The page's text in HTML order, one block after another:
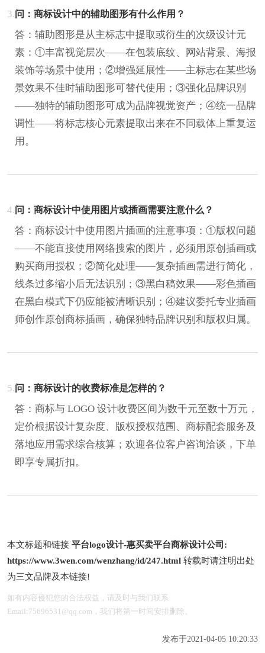
3.问：商标设计中的辅助图形有什么作用？
答：辅助图形是从主标志中提取或衍生的次级设计元
素：①丰富视觉层次——在包装底纹、网站背景、海报
装饰等场景中使用；②增强延展性——主标志在某些场
景效果不佳时辅助图形可替代使用；③强化品牌识别
——独特的辅助图形可成为品牌视觉资产；④统一品牌
调性——将标志核心元素提取出来在不同载体上重复运
用。
4.问：商标设计中使用图片或插画需要注意什么？
答：商标设计中使用图片插画的注意事项：①版权问题
——不能直接使用网络搜索的图片，必须用原创插画或
购买商用授权；②简化处理——复杂插画需进行简化，
线条过多缩小后无法识别；③黑白稿效果——彩色插画
在黑白模式下仍应能被清晰识别；④建议委托专业插画
师创作原创商标插画，确保独特品牌识别和版权归属。
5.问：商标设计的收费标准是怎样的？
答：商标与 LOGO 设计收费区间为数千元至数十万元，
定价根据设计复杂度、版权授权范围、商标配套服务及
落地应用需求综合核算；欢迎各位客户咨询洽谈，下单
即享专属折扣。
本文标题和链接 平台logo设计-惠买卖平台商标设计公司:
https://www.3wen.com/wenzhang/id/247.html 转载时请注明出处
为三文品牌及本链接!
如有内容侵犯您的合法权益，请及时与我们联系
Email:75696531@qq.com，我们将第一时间安排删除。
发布于2021-04-05 10:20:33